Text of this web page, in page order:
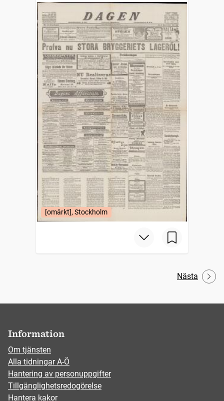
[omärkt], Stockholm
Nästa
Information
Om tjänsten
Alla tidningar A-Ö
Hantering av personuppgifter
Tillgänglighetsredogörelse
Hantera kakor